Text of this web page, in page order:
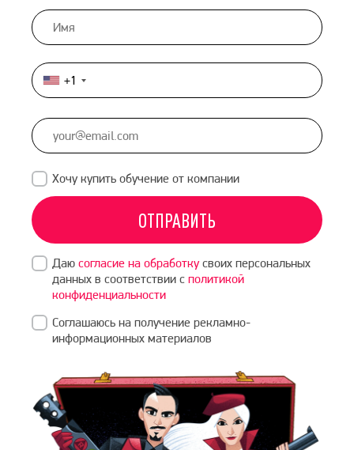
United
States
+1
+1
Хочу купить обучение от компании
ОТПРАВИТЬ
Даю согласие на обработкусвоих персональных
данных в соответствии с политикой
конфиденциальности
Соглашаюсь на получение рекламно-
информационных материалов